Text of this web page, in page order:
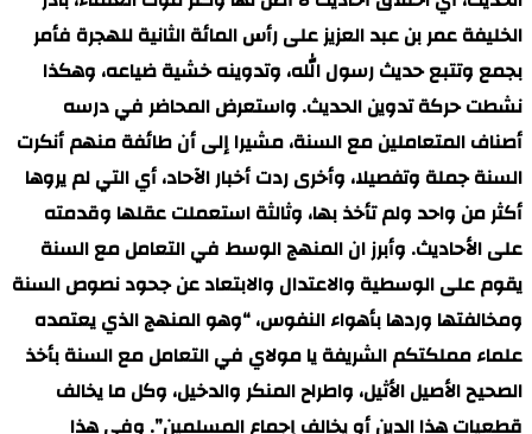
الخليفة عمر بن عبد العزيز على رأس المائة الثانية للهجرة فأمر
بجمع وتتبع حديث رسول الله، وتدوينه خشية ضياعه، وهكذا
نشطت حركة تدوين الحديث. واستعرض المحاضر في درسه
أصناف المتعاملين مع السنة، مشيرا إلى أن طائفة منهم أنكرت
السنة جملة وتفصيلا، وأخرى ردت أخبار الآحاد، أي التي لم يروها
أكثر من واحد ولم تأخذ بها، وثالثة استعملت عقلها وقدمته
على الأحاديث. وأبرز ان المنهج الوسط في التعامل مع السنة
يقوم على الوسطية والاعتدال والابتعاد عن جحود نصوص السنة
ومخالفتها وردها بأهواء النفوس، “وهو المنهج الذي يعتمده
علماء مملكتكم الشريفة يا مولاي في التعامل مع السنة بأخذ
الصحيح الأصيل الأثيل، واطراح المنكر والدخيل، وكل ما يخالف
قطعيات هذا الدين أو يخالف إجماع المسلمين”. وفي هذا